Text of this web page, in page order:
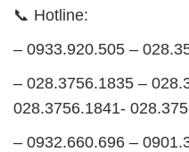
📞 Hotline:
– 0933.920.505 –
– 028.3756.1835 –
028.3756.1841-
– 0932.660.696 –